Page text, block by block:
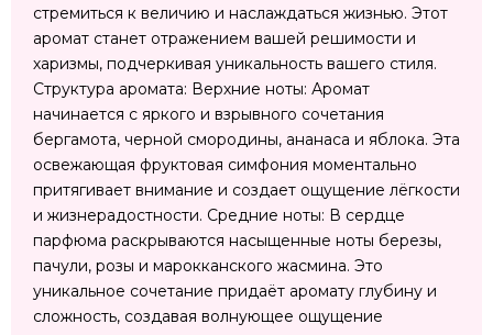
стремиться к величию и наслаждаться жизнью. Этот
аромат станет отражением вашей решимости и
харизмы, подчеркивая уникальность вашего стиля.
Структура аромата: Верхние ноты: Аромат
начинается с яркого и взрывного сочетания
бергамота, черной смородины, ананаса и яблока. Эта
освежающая фруктовая симфония моментально
притягивает внимание и создает ощущение лёгкости
и жизнерадостности. Средние ноты: В сердце
парфюма раскрываются насыщенные ноты березы,
пачули, розы и марокканского жасмина. Это
уникальное сочетание придаёт аромату глубину и
сложность, создавая волнующее ощущение